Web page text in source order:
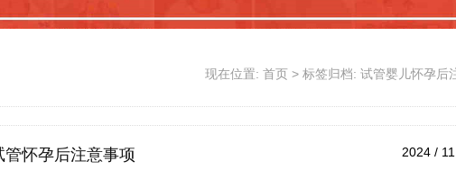
现在位置: 首页 > 标签归档: 试管婴儿怀孕后
怀孕后注意事项 2024 /